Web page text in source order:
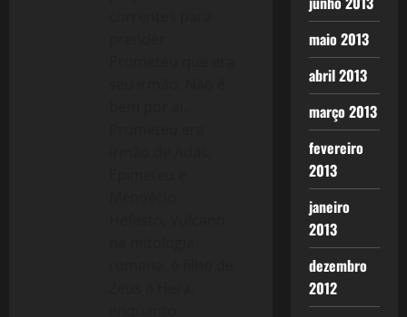
maio 2013
abril 2013
março 2013
fevereiro
2013
janeiro
2013
dezembro
2012